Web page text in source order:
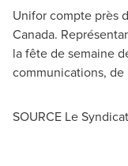
Unifor compte près
Canada.
la fête de semaine
communications,
SOURCE Le